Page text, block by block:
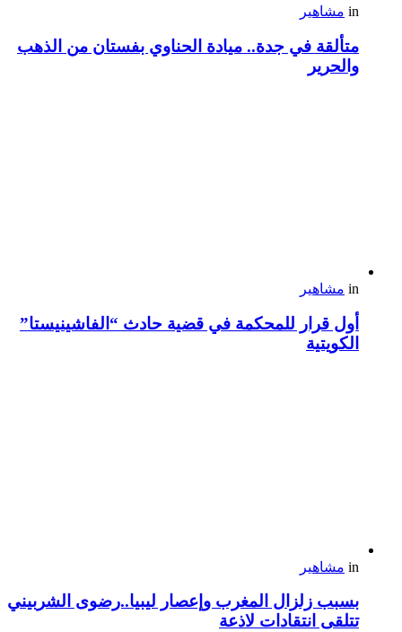
in مشاهير
متألقة في جدة.. ميادة الحناوي بفستان من الذهب
والحرير
in مشاهير
أول قرار للمحكمة في قضية حادث “الفاشينيستا”
الكويتية
in مشاهير
بسبب زلزال المغرب وإعصار ليبيا..رضوى الشربيني
تتلقى انتقادات لاذعة